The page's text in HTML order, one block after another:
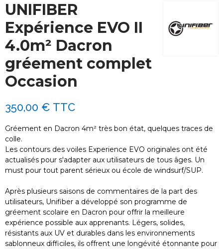
UNIFIBER
Expérience EVO II
4.0m² Dacron
gréement complet
Occasion
350,00 € TTC
Gréement en Dacron 4m² très bon état, quelques traces de
colle.
Les contours des voiles Experience EVO originales ont été
actualisés pour s'adapter aux utilisateurs de tous âges. Un
must pour tout parent sérieux ou école de windsurf/SUP.
Après plusieurs saisons de commentaires de la part des
utilisateurs, Unifiber a développé son programme de
gréement scolaire en Dacron pour offrir la meilleure
expérience possible aux apprenants. Légers, solides,
résistants aux UV et durables dans les environnements
sablonneux difficiles, ils offrent une longévité étonnante pour